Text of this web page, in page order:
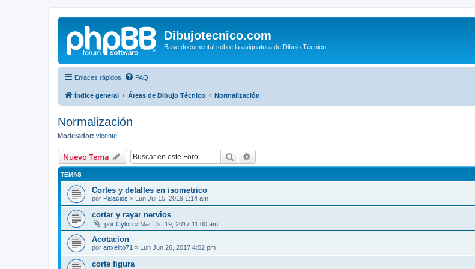
Dibujotecnico.com
Base documental sobre la asignatura de Dibujo Técnico
Enlaces rápidos FAQ
Índice general Áreas de Dibujo Técnico Normalización
Normalización
Moderador: vicente
Nuevo Tema Buscar
TEMAS
Cortes y detalles en isometrico
por Palacios » Lun Jul 15, 2019 1:14 am
cortar y rayar nervios
por Cylon » Mar Dic 19, 2017 11:00 am
Acotacion
por anxelito71 » Lun Jun 26, 2017 4:02 pm
corte figura